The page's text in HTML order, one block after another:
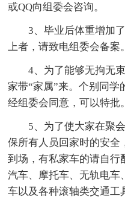
或QQ向组委会咨询。
3、毕业后体重增加
上者，请致电组委会备案
4、为了能够无拘无
家带“家属”来。个别同学
经组委会同意，可以特批。
5、为了使大家在聚
保所有人员回家时的安全
到场，有私家车的请自行
汽车、摩托车、无轨电车
车以及各种滚轴类交通工